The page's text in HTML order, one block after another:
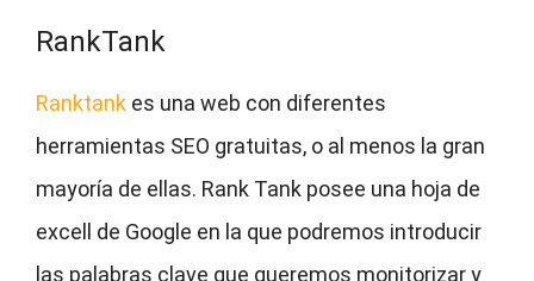
RankTank
Ranktank es una web con diferentes
herramientas SEO gratuitas, o al menos la gran
mayoría de ellas. Rank Tank posee una hoja de
excell de Google en la que podremos introducir
las palabras clave que queremos monitorizar y